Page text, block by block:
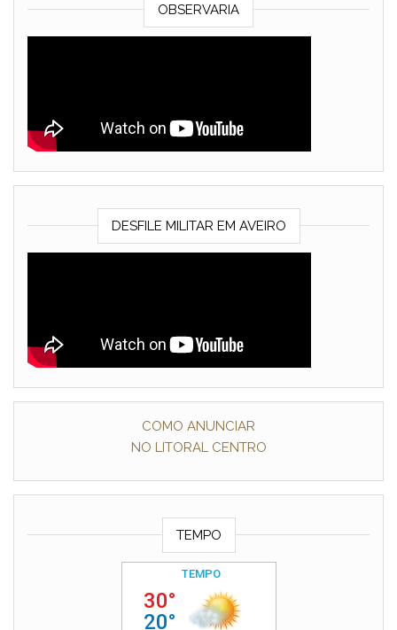
OBSERVARIA
DESFILE MILITAR EM AVEIRO
COMO ANUNCIAR
NO LITORAL CENTRO
TEMPO